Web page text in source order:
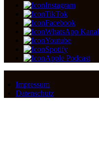
Instagram
TikTok
Facebook
WhatsApp Kanal
Youtube
Spotify
Apple Podcast
Impressum
Datenschutz